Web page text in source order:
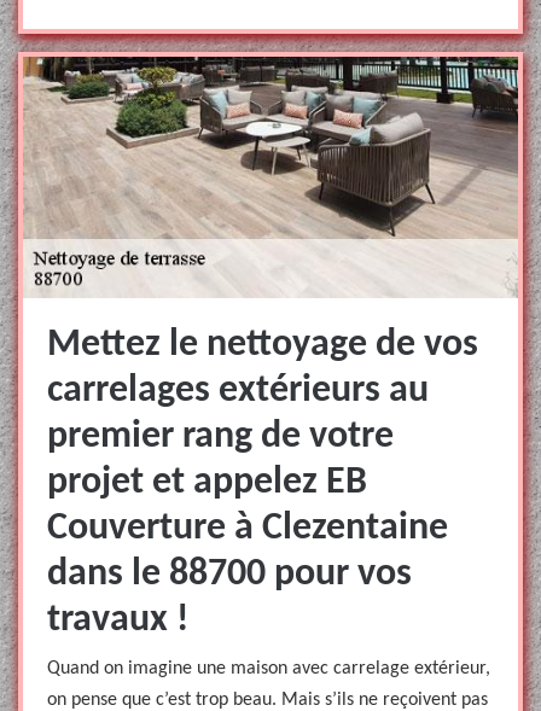
Mettez le nettoyage de vos
carrelages extérieurs au
premier rang de votre
projet et appelez EB
Couverture à Clezentaine
dans le 88700 pour vos
travaux !
Quand on imagine une maison avec carrelage extérieur,
on pense que c’est trop beau. Mais s’ils ne reçoivent pas